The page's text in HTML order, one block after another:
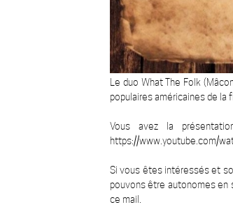
Le duo What The Folk
populaires américaines de la
Vous avez la
https://www.youtube.com/
Si vous êtes intéressés et
pouvons être autonomes en
ce mail.